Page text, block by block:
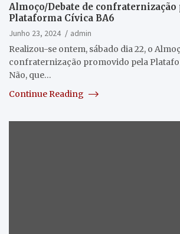
Almoço/Debate de
Plataforma Cívica BA6
Junho 23, 2024
admin
Realizou-se ontem, sábado dia 22, o
confraternização promovido pela
Não, que…
Continue Reading